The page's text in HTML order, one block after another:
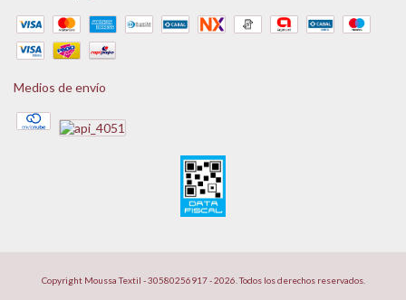
Medios de envío
Copyright Moussa Textil - 30580256917 - 2026. Todos los derechos reservados.